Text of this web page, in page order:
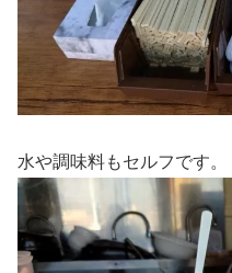
水や調味料もセルフです。